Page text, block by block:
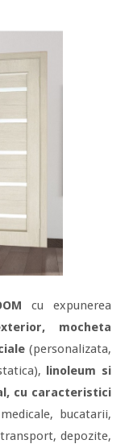
cu expunerea
mocheta
(personalizata,
linoleum si
cu caracteristici
bucatarii,
depozite,